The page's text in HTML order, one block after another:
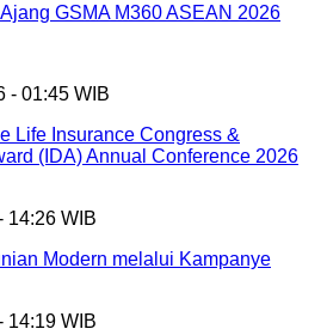
GSMA M360 ASEAN 2026
- 01:45 WIB
Life Insurance Congress &
(IDA) Annual Conference 2026
14:26 WIB
Modern melalui Kampanye
14:19 WIB